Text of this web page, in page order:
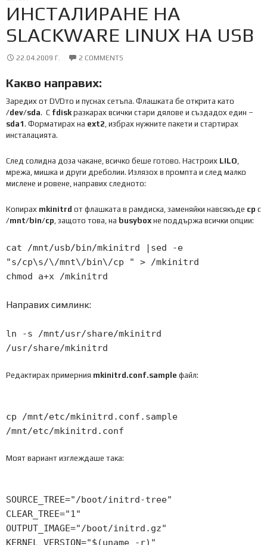
ИНСТАЛИРАНЕ НА
SLACKWARE LINUX НА USB
22.04.2009 Г. 2 COMMENTS
Какво направих:
Заредих от DVDто и пуснах сетъпа. Флашката бе открита като
/dev/sda. С fdisk разкарах всички стари дялове и създадох един –
sda1. Форматирах на ext2 , избрах нужните пакети и стартирах
инсталацията.
След солидна доза чакане, всичко беше готово. Настроих LILO
мрежа, мишка и други дреболии. Излязох в промпта и след малко
мислене и ровене, направих следното:
Копирах mkinitrd от флашката в рамдиска, заменяйки навсякъде cp с
/mnt/bin/cp , защото това, на busybox не поддържа всички опции:
cat /mnt/usb/bin/mkinitrd | sed -e
"s/cp\s/\/mnt\/bin\/cp "
> /mkinitrd
chmod a+x /mkinitrd
Направих симлинк:
ln -s /mnt/usr/share/mkinitrd
/usr/share/mkinitrd
Редактирах примерния mkinitrd.conf.sample файл:
cp /mnt/etc/mkinitrd . conf . sample
/mnt/etc/mkinitrd . conf
Моят вариант изглеждаше така:
SOURCE_TREE="/boot/initrd-tree"
CLEAR_TREE="1"
OUTPUT_IMAGE="/boot/initrd.gz"
KERNEL_VERSION="$(uname -r)"